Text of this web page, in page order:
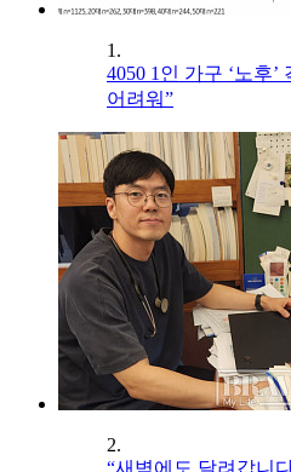
1.
4050 1인 가구 ‘노후’
어려워”
2.